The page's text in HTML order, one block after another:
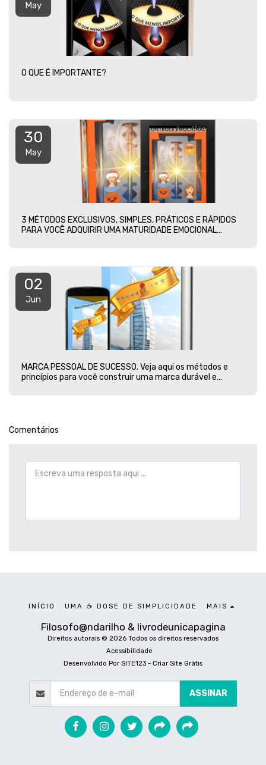
May
O QUE É IMPORTANTE?
30
May
3 MÉTODOS EXCLUSIVOS, SIMPLES, PRÁTICOS E RÁPIDOS
PARA VOCÊ ADQUIRIR UMA MATURIDADE EMOCIONAL
02
Jun
MARCA PESSOAL DE SUCESSO. Veja aqui os métodos e
princípios para você construir uma marca durável e
Comentários
Filosofo@ndarilho & livrodeunicapagina
Direitos autorais © 2026 Todos os direitos reservados
Acessibilidade
Desenvolvido PorSITE123 - Criar Site Grátis
INÍCIO UMA ☕ DOSE DE SIMPLICIDADE MAIS
ASSINAR